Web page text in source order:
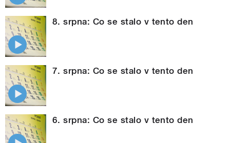
8. srpna: Co se stalo v tento den
7. srpna: Co se stalo v tento den
6. srpna: Co se stalo v tento den